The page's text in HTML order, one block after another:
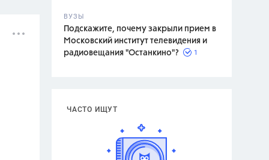
ВУЗЫ
Подскажите, почему закрыли прием в
Московский институт телевидения и
радиовещания "Останкино"?
1
ЧАСТО ИЩУТ